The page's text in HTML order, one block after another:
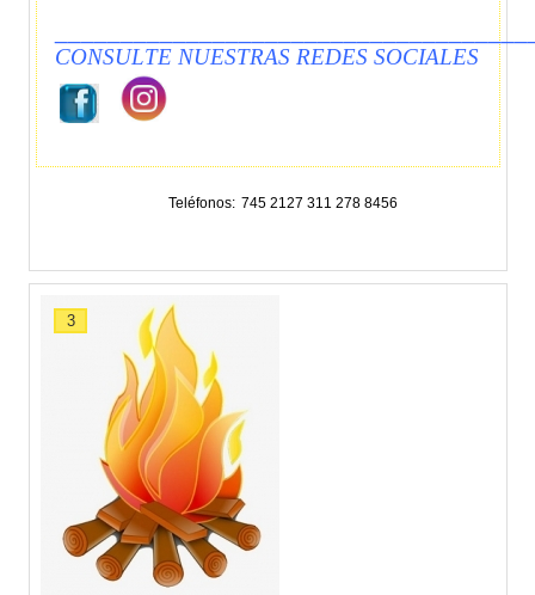
CONSULTE NUESTRAS REDES SOCIALES
Teléfonos 745 2127 311 278 8456
3